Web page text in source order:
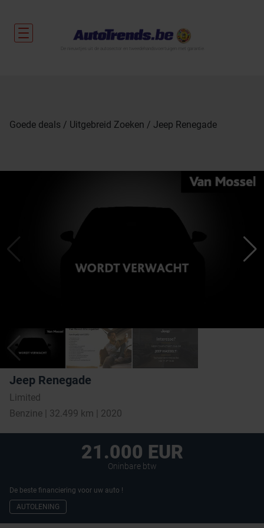
Goede deals Uitgebreid Zoeken Jeep Renegade
Jeep Renegade
Limited
Benzine | 32.499 km | 2020
21.000 EUR
Oninbare btw
De beste financiering voor uw auto !
AUTOLENING